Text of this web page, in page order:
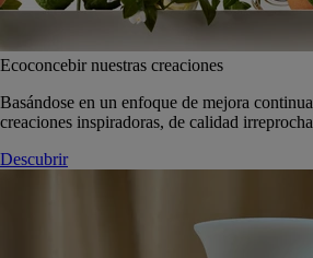
Ecoconcebir nuestras creaciones
Basándose en un enfoque de mejora
creaciones inspiradoras, de calidad
Descubrir